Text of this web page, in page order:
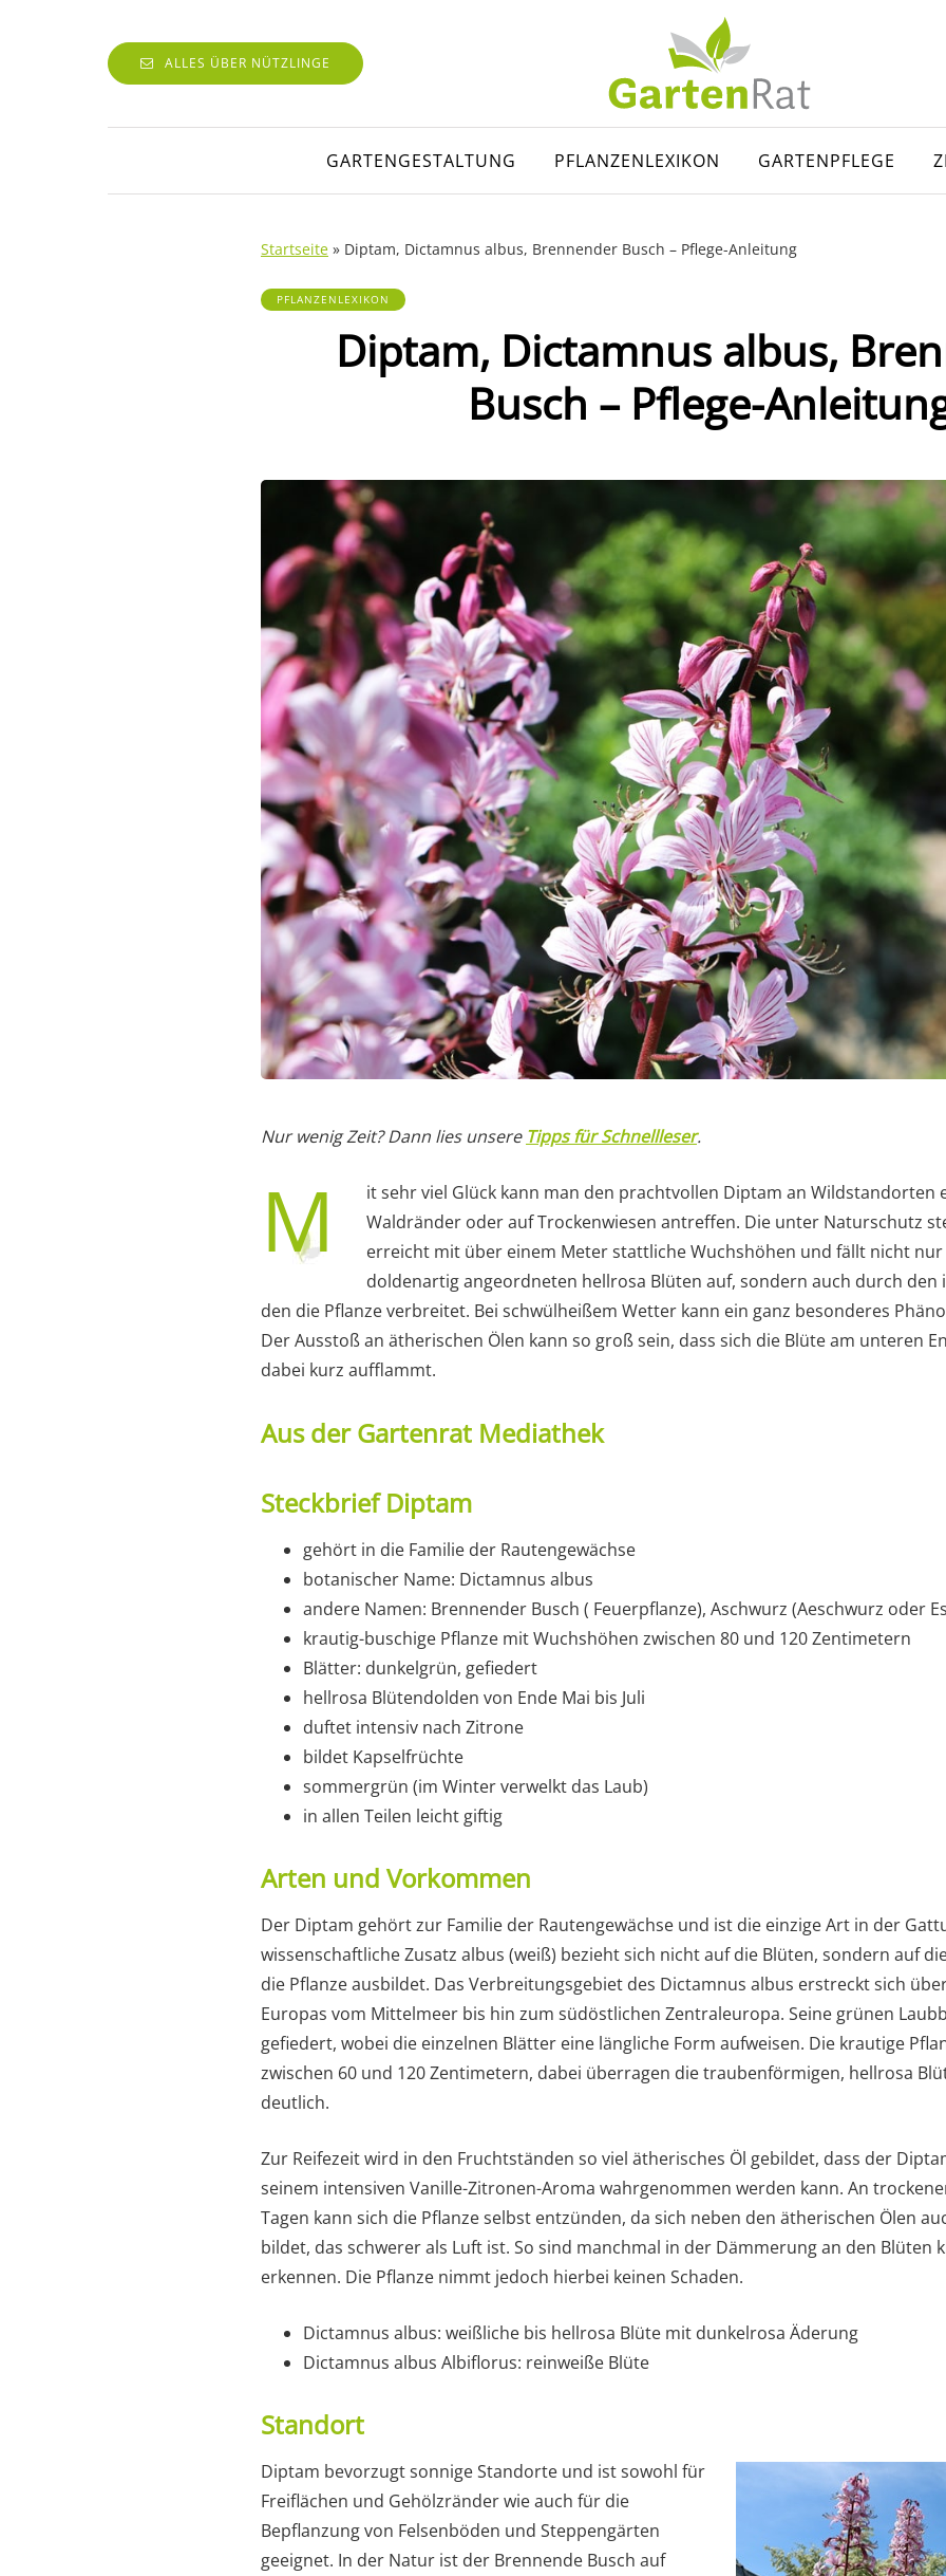
ALLES ÜBER NÜTZLINGE
GARTENGESTALTUNG PFLANZENLEXIKON GARTENPFLEGE
Startseite » Diptam, Dictamnus albus, Brennender Busch – Pflege-Anleitung
PFLANZENLEXIKON
Diptam, Dictamnus albus,
Busch – Pflege-
Nur wenig Zeit? Dann lies unsere Tipps für Schnellleser.
M
it sehr viel Glück kann man den prachtvollen Diptam an Wildstandorten
Waldränder oder auf Trockenwiesen antreffen. Die unter Naturschutz
erreicht mit über einem Meter stattliche Wuchshöhen und fällt nicht
doldenartig angeordneten hellrosa Blüten auf, sondern auch durch
den die Pflanze verbreitet. Bei schwülheißem Wetter kann ein ganz besonderes
Der Ausstoß an ätherischen Ölen kann so groß sein, dass sich die Blüte am unteren
dabei kurz aufflammt.
Aus der Gartenrat Mediathek
Steckbrief Diptam
gehört in die Familie der Rautengewächse
botanischer Name: Dictamnus albus
andere Namen: Brennender Busch ( Feuerpflanze), Aschwurz (Aeschwurz oder
krautig-buschige Pflanze mit Wuchshöhen zwischen 80 und 120 Zentimetern
Blätter: dunkelgrün, gefiedert
hellrosa Blütendolden von Ende Mai bis Juli
duftet intensiv nach Zitrone
bildet Kapselfrüchte
sommergrün (im Winter verwelkt das Laub)
in allen Teilen leicht giftig
Arten und Vorkommen
Der Diptam gehört zur Familie der Rautengewächse und ist die einzige Art in der
wissenschaftliche Zusatz albus (weiß) bezieht sich nicht auf die Blüten, sondern auf
die Pflanze ausbildet. Das Verbreitungsgebiet des Dictamnus albus erstreckt sich
Europas vom Mittelmeer bis hin zum südöstlichen Zentraleuropa. Seine grünen
gefiedert, wobei die einzelnen Blätter eine längliche Form aufweisen. Die krautige
zwischen 60 und 120 Zentimetern, dabei überragen die traubenförmigen, hellrosa
deutlich.
Zur Reifezeit wird in den Fruchtständen so viel ätherisches Öl gebildet, dass der
seinem intensiven Vanille-Zitronen-Aroma wahrgenommen werden kann. An
Tagen kann sich die Pflanze selbst entzünden, da sich neben den ätherischen Ölen
bildet, das schwerer als Luft ist. So sind manchmal in der Dämmerung an den Blüten
erkennen. Die Pflanze nimmt jedoch hierbei keinen Schaden.
Dictamnus albus: weißliche bis hellrosa Blüte mit dunkelrosa Äderung
Dictamnus albus Albiflorus: reinweiße Blüte
Standort
Diptam bevorzugt sonnige Standorte und ist sowohl für
Freiflächen und Gehölzränder wie auch für die
Bepflanzung von Felsenböden und Steppengärten
geeignet. In der Natur ist der Brennende Busch auf